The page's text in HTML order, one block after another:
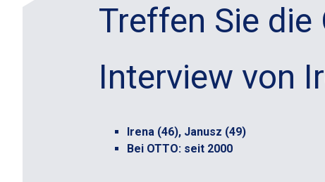
Treffen Sie die
Interview von
Irena (46), Janusz (49)
Bei OTTO: seit 2000